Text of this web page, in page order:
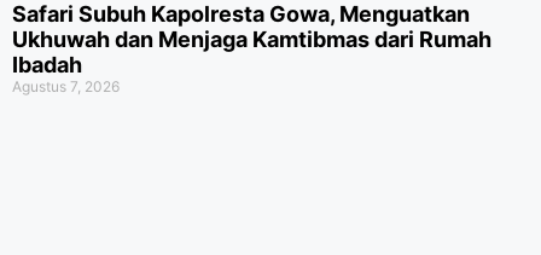
Safari Subuh Kapolresta Gowa, Menguatkan
Ukhuwah dan Menjaga Kamtibmas dari Rumah
Ibadah
Agustus 7, 2026